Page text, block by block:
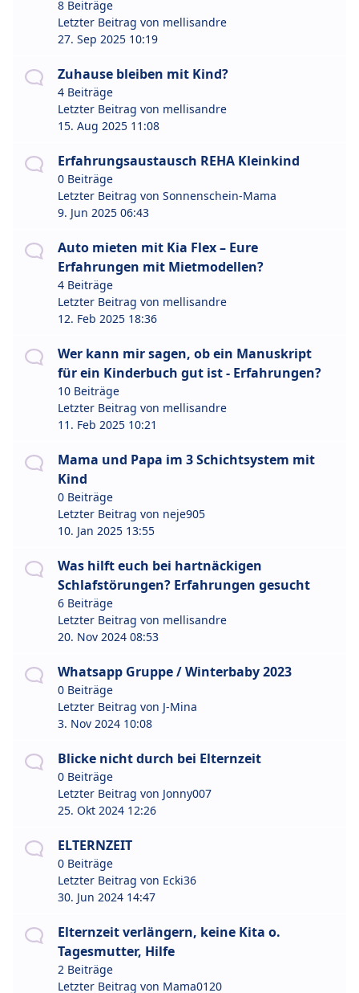
8 Beiträge
Letzter Beitrag von mellisandre
27. Sep 2025 10:19
Zuhause bleiben mit Kind?
4 Beiträge
Letzter Beitrag von mellisandre
15. Aug 2025 11:08
Erfahrungsaustausch REHA Kleinkind
0 Beiträge
Letzter Beitrag von Sonnenschein-Mama
9. Jun 2025 06:43
Auto mieten mit Kia Flex – Eure
Erfahrungen mit Mietmodellen?
4 Beiträge
Letzter Beitrag von mellisandre
12. Feb 2025 18:36
Wer kann mir sagen, ob ein Manuskript
für ein Kinderbuch gut ist - Erfahrungen?
10 Beiträge
Letzter Beitrag von mellisandre
11. Feb 2025 10:21
Mama und Papa im 3 Schichtsystem mit
Kind
0 Beiträge
Letzter Beitrag von neje905
10. Jan 2025 13:55
Was hilft euch bei hartnäckigen
Schlafstörungen? Erfahrungen gesucht
6 Beiträge
Letzter Beitrag von mellisandre
20. Nov 2024 08:53
Whatsapp Gruppe / Winterbaby 2023
0 Beiträge
Letzter Beitrag von J-Mina
3. Nov 2024 10:08
Blicke nicht durch bei Elternzeit
0 Beiträge
Letzter Beitrag von Jonny007
25. Okt 2024 12:26
ELTERNZEIT
0 Beiträge
Letzter Beitrag von Ecki36
30. Jun 2024 14:47
Elternzeit verlängern, keine Kita o.
Tagesmutter, Hilfe
2 Beiträge
Letzter Beitrag von Mama0120